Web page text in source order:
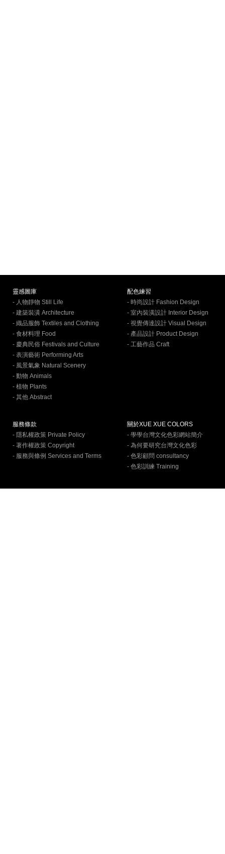
靈感圖庫
- 人物靜物 Still Life
- 建築裝潢 Architecture
- 織品服飾 Textiles and Clothing
- 食材料理 Food
- 慶典民俗 Festivals and Culture
- 表演藝術 Performing Arts
- 風景氣象 Natural Scenery
- 動物 Animals
- 植物 Plants
- 其他 Abstract
配色練習
- 時尚設計 Fashion Design
- 室內裝潢設計 Interior Design
- 視覺傳達設計 Visual Design
- 產品設計 Product Design
- 工藝作品 Craft
服務條款
- 隱私權政策 Private Policy
- 著作權政策 Copyright
- 服務與條例 Services and Terms
關於XUE XUE COLORS
- 學學台灣文化色彩網站簡介
- 為何要研究台灣文化色彩
- 色彩顧問 consultancy
- 色彩訓練 Training